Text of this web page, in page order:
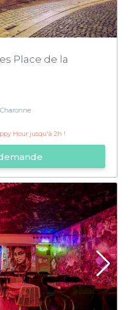
Place de la
Hour jusqu'à 2h !